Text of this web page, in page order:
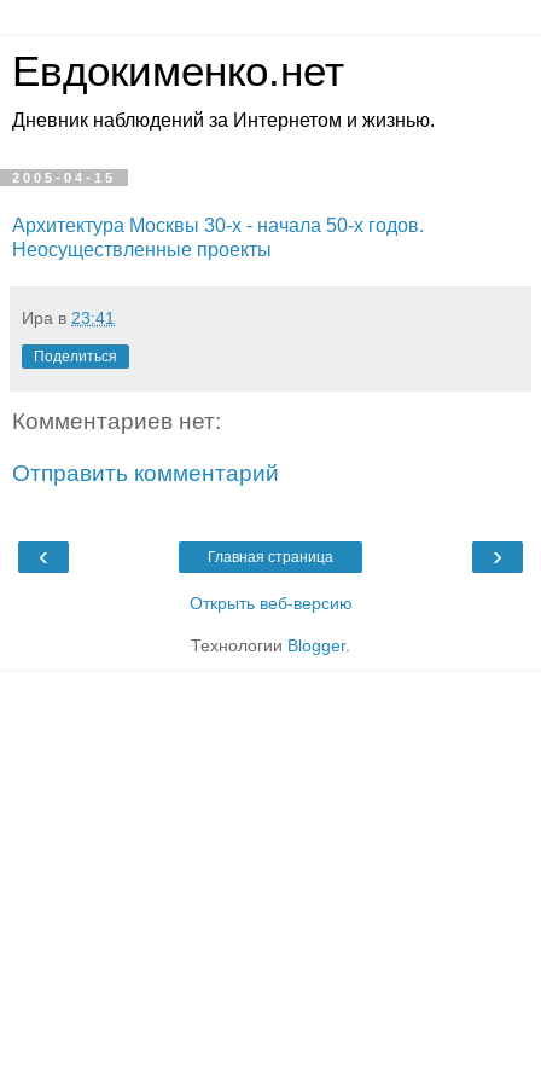
Евдокименко.нет
Дневник наблюдений за Интернетом и жизнью.
2005-04-15
Архитектура Москвы 30-х - начала 50-х годов.
Неосуществленные проекты
Ира в 23:41
Поделиться
Комментариев нет:
Отправить комментарий
‹ ›
Главная страница
Открыть веб-версию
Технологии Blogger.